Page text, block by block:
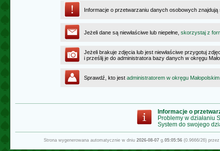
Informacje o przetwarzaniu danych osobowych
Jeżeli dane są niewłaściwe lub niepełne, skorzystaj z
Jeżeli brakuje zdjęcia lub jest niewłaściwe przygotuj
i prześlij je do administratora bazy danych w okręgu
Sprawdź, kto jest administratorem w okręgu Małopolskim
Informacje o
Problemy w działaniu
System do swojego
Strona wygenerowana automatycznie w dniu 2026-08-07g.05:05:56(0.9666/26)